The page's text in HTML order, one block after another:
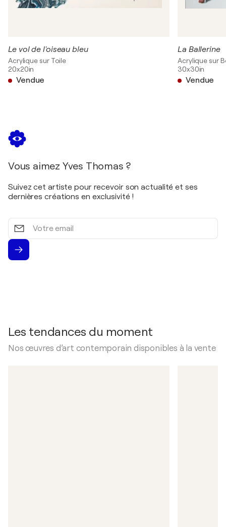
Le vol de l'oiseau bleu
Acrylique sur Toile
20x20in
Vendue
La Ballerine
Acrylique sur
30x30in
Vendue
Vous aimez Yves Thomas ?
Suivez cet artiste pour recevoir son actualité et ses
dernières créations en exclusivité !
Votre
email
Les tendances du moment
Nos œuvres d’art contemporain disponibles à la vente